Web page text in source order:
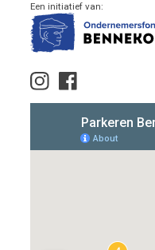
Een initiatief van: